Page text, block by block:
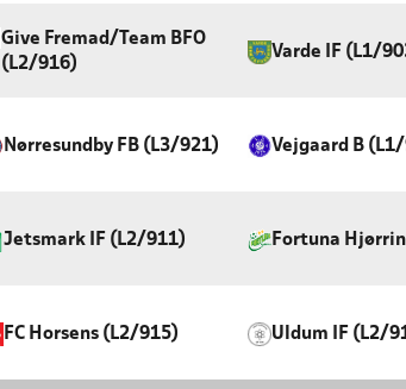
Give Fremad/Team BFO
(L2/916)
Varde IF (L1/
Nørresundby FB (L3/921) Vejgaard B
Jetsmark IF (L2/911) Fortuna
FC Horsens (L2/915) Uldum IF (L2/